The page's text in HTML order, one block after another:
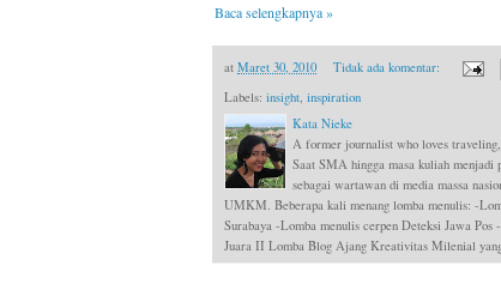
Baca selengkapnya »
at Maret 30, 2010
Tidak ada komentar:
Labels: insight, inspiration
Kata Nieke
A former journalist who loves
Saat SMA hingga masa kuliah
sebagai wartawan di media massa
UMKM. Beberapa kali menang lomba menulis: -
Surabaya -Lomba menulis cerpen Deteksi Jawa
Juara II Lomba Blog Ajang Kreativitas Milenial